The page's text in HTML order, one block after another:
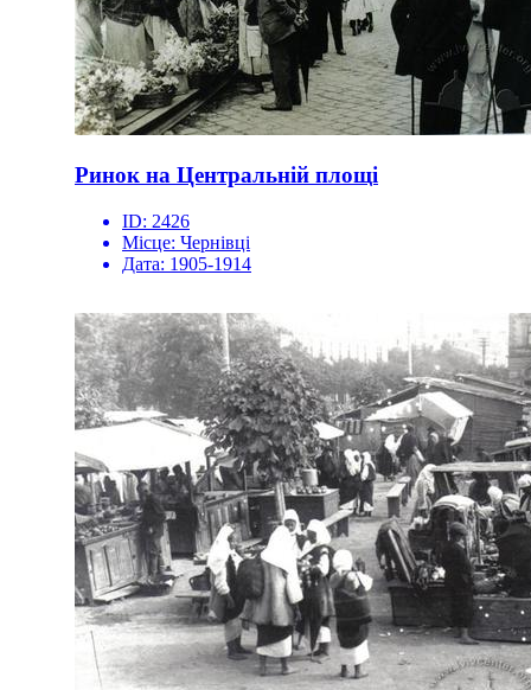
Ринок на Центральній площі
ID: 2426
Місце: Чернівці
Дата: 1905-1914